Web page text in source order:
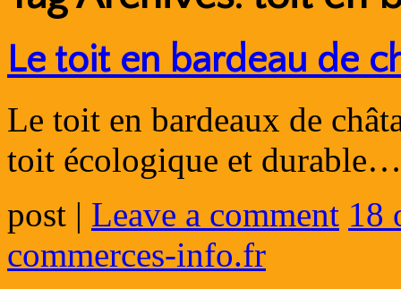
Le toit en bardeau de
Le toit en bardeaux de
toit écologique et
post | Leave a comment 18
commerces-info.fr